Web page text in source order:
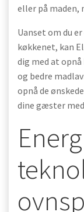
eller på maden,
Uanset om du
køkkenet, kan
dig med at
og bedre
opnå de
dine gæster